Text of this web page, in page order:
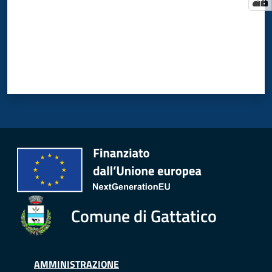
Comune di Gattatico
AMMINISTRAZIONE